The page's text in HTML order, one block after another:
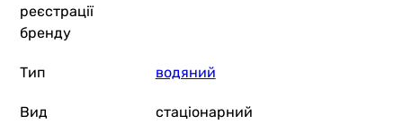
реєстрації
бренду
Тип водяний
Вид стаціонарний